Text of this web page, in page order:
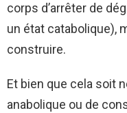
corps d’arrêter de
un état catabolique),
construire.
Et bien que cela soit
anabolique ou de